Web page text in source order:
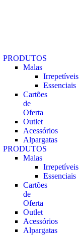
PRODUTOS
Malas
Irrepetíveis
Essenciais
Cartões
de
Oferta
Outlet
Acessórios
Alpargatas
PRODUTOS
Malas
Irrepetíveis
Essenciais
Cartões
de
Oferta
Outlet
Acessórios
Alpargatas